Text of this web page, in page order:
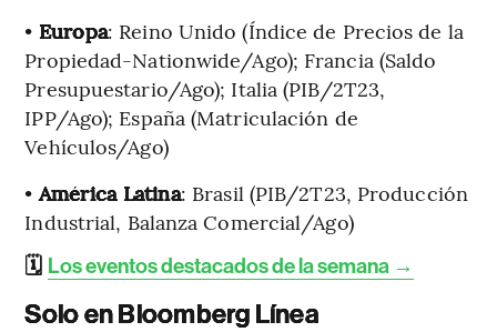
• Europa: Reino Unido (Índice de Precios de la
Propiedad-Nationwide/Ago); Francia (Saldo
Presupuestario/Ago); Italia (PIB/2T23,
IPP/Ago); España (Matriculación de
Vehículos/Ago)
•América Latina: Brasil (PIB/2T23, Producción
Industrial, Balanza Comercial/Ago)
🗓️ Los eventos destacados de la semana →
Solo en Bloomberg Línea